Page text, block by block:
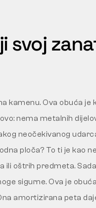
svoj
kamenu. Ova obuća je
nema metalnih
neočekivanog
ploča? To ti je kao
ili oštrih predmeta.
sigurne. Ova je
amortizirana peta